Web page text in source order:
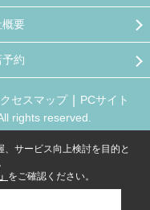
概要
予約
セスマップ
PCサイト
rights reserved.
サービス向上検討を目的と
をご確認ください。